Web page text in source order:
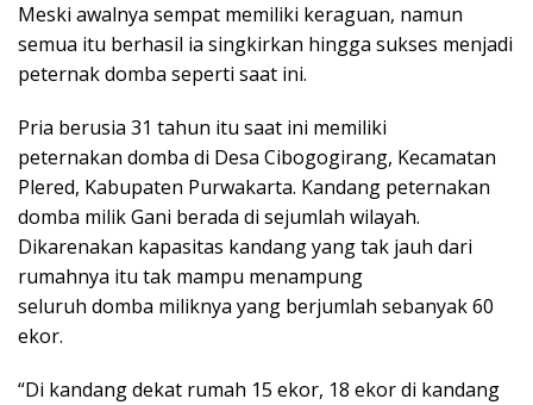
Meski awalnya sempat memiliki keraguan, namun
semua itu berhasil ia singkirkan hingga sukses menjadi
peternak domba seperti saat ini.
Pria berusia 31 tahun itu saat ini memiliki
peternakan domba di Desa Cibogogirang, Kecamatan
Plered, Kabupaten Purwakarta. Kandang peternakan
domba milik Gani berada di sejumlah wilayah.
Dikarenakan kapasitas kandang yang tak jauh dari
rumahnya itu tak mampu menampung
seluruh domba miliknya yang berjumlah sebanyak 60
ekor.
“Di kandang dekat rumah 15 ekor, 18 ekor di kandang